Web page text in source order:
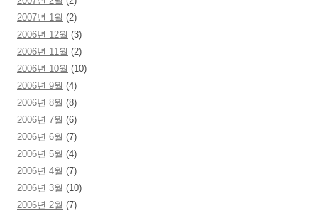
2007년 1월 (2)
2006년 12월 (3)
2006년 11월 (2)
2006년 10월 (10)
2006년 9월 (4)
2006년 8월 (8)
2006년 7월 (6)
2006년 6월 (7)
2006년 5월 (4)
2006년 4월 (7)
2006년 3월 (10)
2006년 2월 (7)